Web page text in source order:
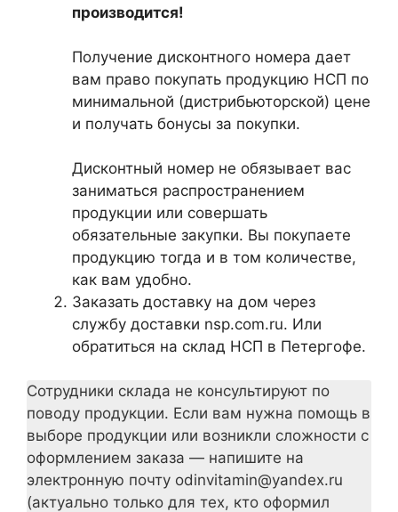
производится!
Получение дисконтного номера дает
вам право покупать продукцию НСП по
минимальной (дистрибьюторской) цене
и получать бонусы за покупки.
Дисконтный номер не обязывает вас
заниматься распространением
продукции или совершать
обязательные закупки. Вы покупаете
продукцию тогда и в том количестве,
как вам удобно.
Заказать доставку на дом через
службу доставки nsp.com.ru. Или
обратиться на склад НСП в Петергофе.
Сотрудники склада не консультируют по
поводу продукции. Если вам нужна помощь в
выборе продукции или возникли сложности с
оформлением заказа — напишите на
электронную почту odinvitamin@yandex.ru
(актуально только для тех, кто оформил